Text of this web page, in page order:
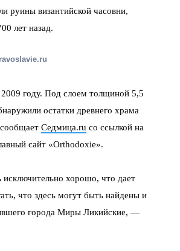
руины византийской часовни,
лет назад.
2009 году. Под слоем толщиной 5,5
остатки древнего храма
Седмица.ru со ссылкой на
сайт «Оrthodoxie».
исключительно хорошо, что дает
что здесь могут быть найдены и
города Миры Ликийские, —